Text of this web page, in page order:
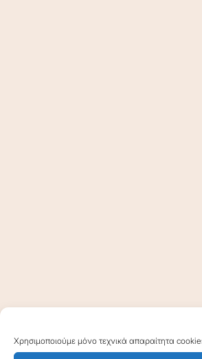
Χρησιμοποιούμε μόνο τεχνικά απαραίτητα